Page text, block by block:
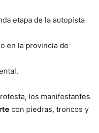
etapa de la autopista
en la provincia de
los manifestantes
con piedras, troncos y